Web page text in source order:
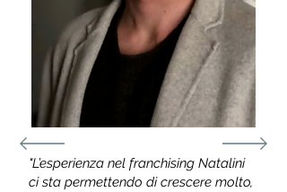
"L’esperienza nel franchising Natalini
ci sta permettendo di crescere molto,